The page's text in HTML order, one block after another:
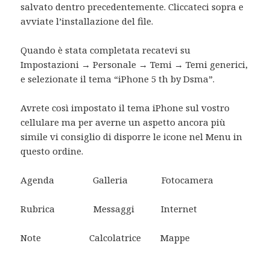
salvato dentro precedentemente. Cliccateci sopra e
avviate l’installazione del file.
Quando è stata completata recatevi su
Impostazioni → Personale → Temi → Temi generici,
e selezionate il tema “iPhone 5 th by Dsma”.
Avrete così impostato il tema iPhone sul vostro
cellulare ma per averne un aspetto ancora più
simile vi consiglio di disporre le icone nel Menu in
questo ordine.
Agenda Galleria Fotocamera
Rubrica Messaggi Internet
Note Calcolatrice Mappe